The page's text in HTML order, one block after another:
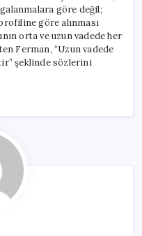
göre değil;
göre alınması
orta ve uzun vadede her
Ferman, “Uzun vadede
şeklinde sözlerini